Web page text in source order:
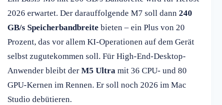
2026 erwartet. Der darauffolgende M7 soll dann 240
GB/s Speicherbandbreite bieten – ein Plus von 20
Prozent, das vor allem KI-Operationen auf dem Gerät
selbst zugutekommen soll. Für High-End-Desktop-
Anwender bleibt der M5 Ultra mit 36 CPU- und 80
GPU-Kernen im Rennen. Er soll noch 2026 im Mac
Studio debütieren.